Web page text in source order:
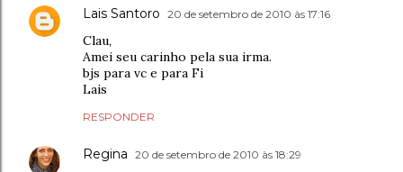
Lais Santoro 20 de setembro de 2010 às 17:16
Clau,
Amei seu carinho pela sua irma.
bjs para vc e para Fi
Lais
RESPONDER
Regina 20 de setembro de 2010 às 18:29